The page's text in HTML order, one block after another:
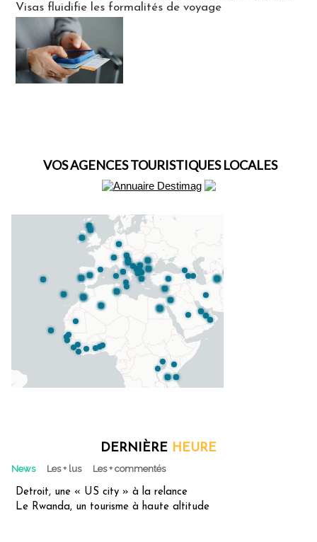
Visas fluidifie les formalités de voyage
VOS AGENCES TOURISTIQUES LOCALES
DERNIÈRE HEURE
News Les + lus Les + commentés
Detroit, une « US city » à la relance
Le Rwanda, un tourisme à haute altitude